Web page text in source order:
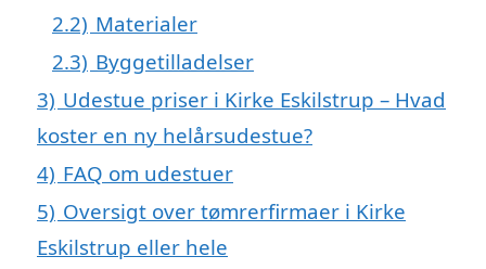
2.2) Materialer
2.3) Byggetilladelser
3) Udestue priser i Kirke Eskilstrup – Hvad
koster en ny helårsudestue?
4) FAQ om udestuer
5) Oversigt over tømrerfirmaer i Kirke
Eskilstrup eller hele